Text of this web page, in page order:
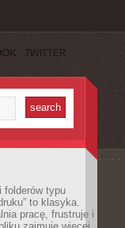
TWITTER
folderów typu
to klasyka.
pracę, frustruje i